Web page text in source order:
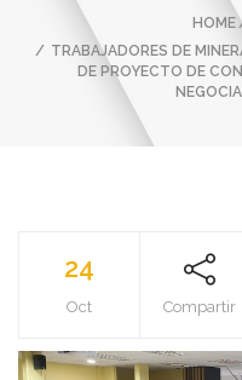
HOME
TRABAJADORES DE
DE PROYECTO DE
24
Oct Compartir